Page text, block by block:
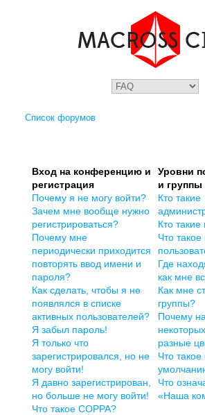
Список форумов
Вход на конференцию и
регистрация
Почему я не могу войти?
Зачем мне вообще нужно
регистрироваться?
Почему мне
периодически приходится
повторять ввод имени и
пароля?
Как сделать, чтобы я не
появлялся в списке
активных пользователей?
Я забыл пароль!
Я только что
зарегистрировался, но не
могу войти!
Я давно зарегистрирован,
но больше не могу войти!
Что такое COPPA?
Уровни
и группы
Кто такие
Кто
Что такое
Где
как мне
Как мне
группы?
Почему
разные
Что такое
Что
«Наша